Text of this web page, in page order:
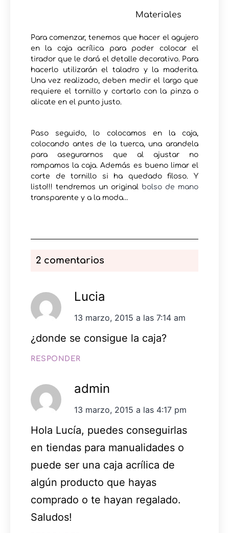
Materiales
Para comenzar, tenemos que hacer el agujero
en la caja acrílica para poder colocar el
tirador que le dará el detalle decorativo. Para
hacerlo utilizarán el taladro y la maderita.
Una vez realizado, deben medir el largo que
requiere el tornillo y cortarlo con la pinza o
alicate en el punto justo.
Paso seguido, lo colocamos en la caja,
colocando antes de la tuerca, una arandela
para asegurarnos que al ajustar no
rompamos la caja. Además es bueno limar el
corte de tornillo si ha quedado filoso. Y
listo!!! tendremos un original bolso de mano
transparente y a la moda…
2 comentarios
Lucia
13 marzo, 2015 a las 7:14 am
¿donde se consigue la caja?
RESPONDER
admin
13 marzo, 2015 a las 4:17 pm
Hola Lucía, puedes conseguirlas
en tiendas para manualidades o
puede ser una caja acrílica de
algún producto que hayas
comprado o te hayan regalado.
Saludos!